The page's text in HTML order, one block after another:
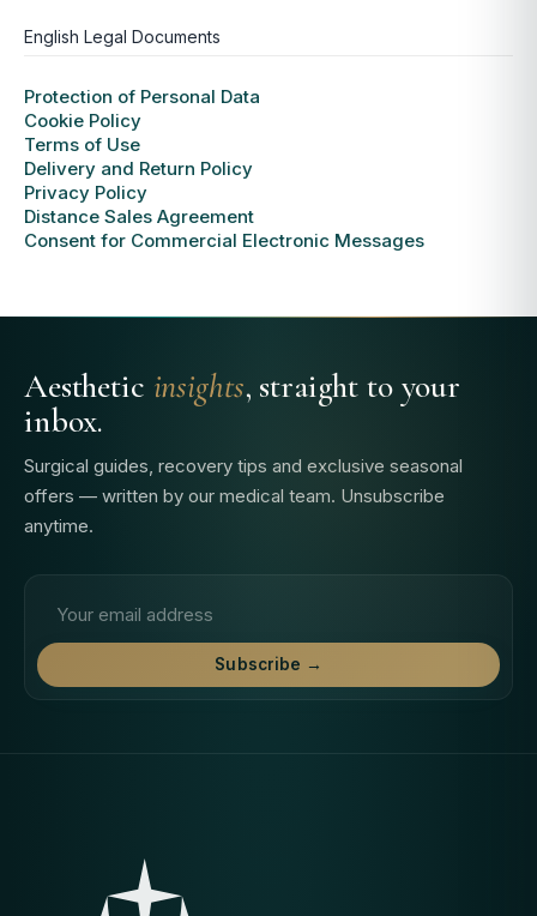
English Legal Documents
Protection of Personal Data
Cookie Policy
Terms of Use
Delivery and Return Policy
Privacy Policy
Distance Sales Agreement
Consent for Commercial Electronic Messages
Aesthetic insights, straight to your
inbox.
Surgical guides, recovery tips and exclusive seasonal
offers — written by our medical team. Unsubscribe
anytime.
Subscribe →